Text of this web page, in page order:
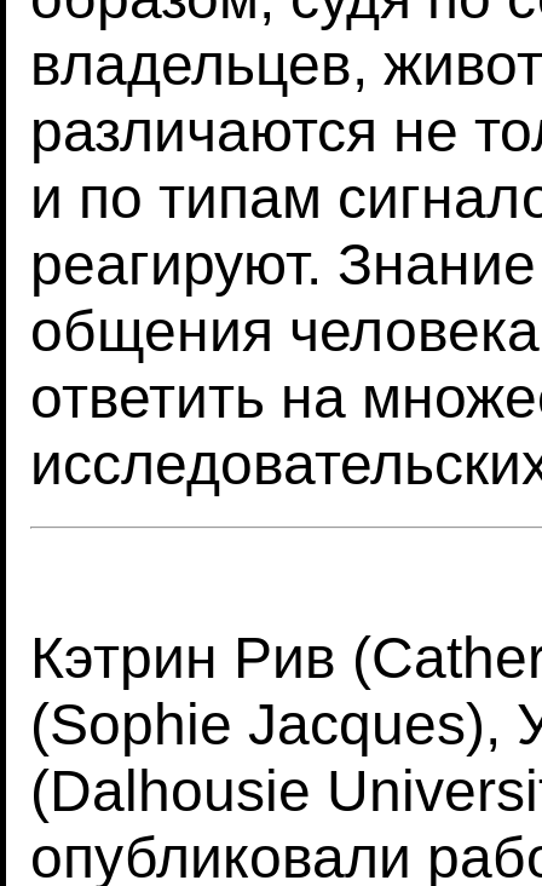
владельцев,
различаются не
и по типам
реагируют.
общения
ответить на
Кэтрин Рив
(Sophie Jacques),
(Dalhousie
опубликовали